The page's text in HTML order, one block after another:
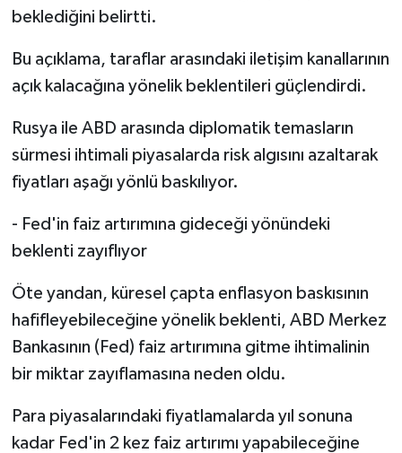
beklediğini belirtti.
Bu açıklama, taraflar arasındaki iletişim kanallarının
açık kalacağına yönelik beklentileri güçlendirdi.
Rusya ile ABD arasında diplomatik temasların
sürmesi ihtimali piyasalarda risk algısını azaltarak
fiyatları aşağı yönlü baskılıyor.
- Fed'in faiz artırımına gideceği yönündeki
beklenti zayıflıyor
Öte yandan, küresel çapta enflasyon baskısının
hafifleyebileceğine yönelik beklenti, ABD Merkez
Bankasının (Fed) faiz artırımına gitme ihtimalinin
bir miktar zayıflamasına neden oldu.
Para piyasalarındaki fiyatlamalarda yıl sonuna
kadar Fed'in 2 kez faiz artırımı yapabileceğine